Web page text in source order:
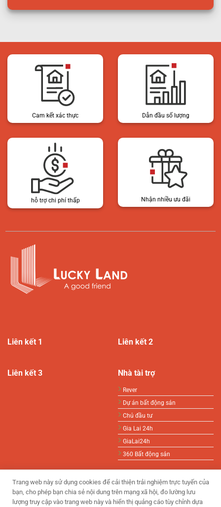
Cam kết xác thực Dẫn đầu số lượng
hỗ trợ chi phí thấp Nhận nhiều ưu đãi
Liên kết 1 Liên kết 2
Liên kết 3 Nhà tài trợ
Rever
Dự án bất động sản
Chủ đầu tư
Gia Lai 24h
GiaLai24h
360 Bất động sản
Trang web này sử dụng cookies để cải thiện trải nghiệm trực tuyến của
bạn, cho phép bạn chia sẻ nội dung trên mạng xã hội, đo lường lưu
lượng truy cập vào trang web này và hiển thị quảng cáo tùy chỉnh dựa